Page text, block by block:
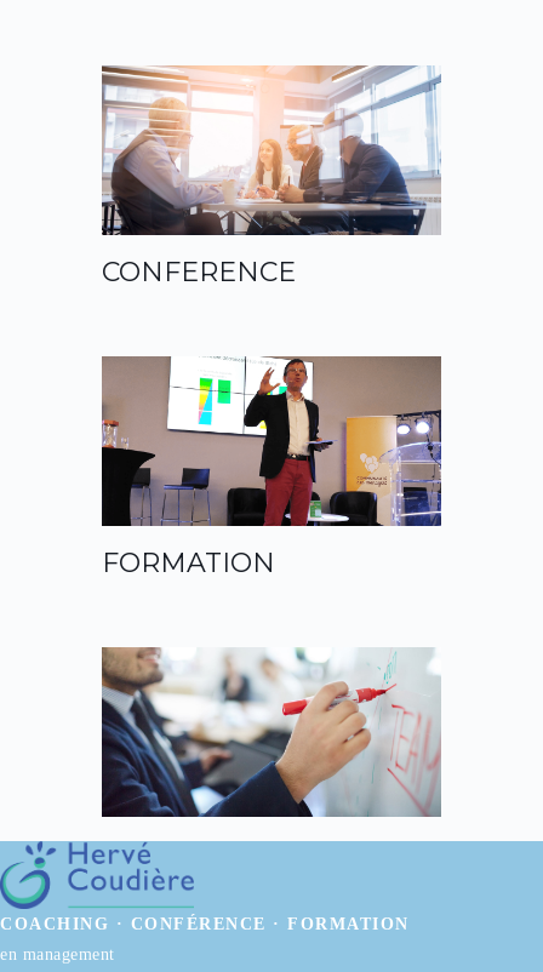
CONFERENCE
FORMATION
COACHING · CONFÉRENCE · FORMATION
en management